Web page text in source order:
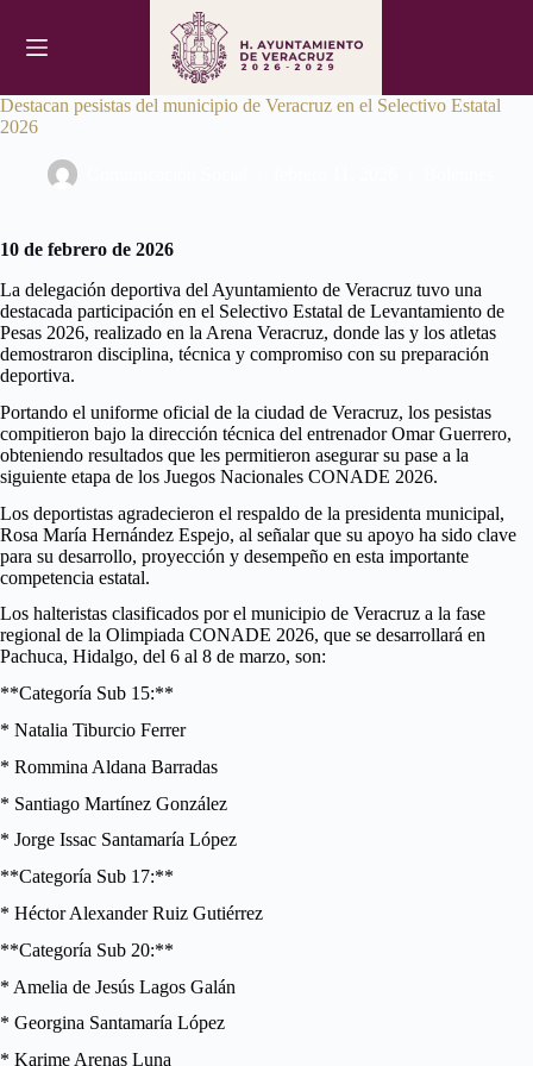
contenido
Destacan pesistas del municipio de Veracruz en el Selectivo Estatal
2026
10 de febrero de 2026
La delegación deportiva del Ayuntamiento de Veracruz tuvo una
destacada participación en el Selectivo Estatal de Levantamiento de
Pesas 2026, realizado en la Arena Veracruz, donde las y los atletas
demostraron disciplina, técnica y compromiso con su preparación
deportiva.
Portando el uniforme oficial de la ciudad de Veracruz, los pesistas
compitieron bajo la dirección técnica del entrenador Omar Guerrero,
obteniendo resultados que les permitieron asegurar su pase a la
siguiente etapa de los Juegos Nacionales CONADE 2026.
Los deportistas agradecieron el respaldo de la presidenta municipal,
Rosa María Hernández Espejo, al señalar que su apoyo ha sido clave
para su desarrollo, proyección y desempeño en esta importante
competencia estatal.
Los halteristas clasificados por el municipio de Veracruz a la fase
regional de la Olimpiada CONADE 2026, que se desarrollará en
Pachuca, Hidalgo, del 6 al 8 de marzo, son:
**Categoría Sub 15:**
* Natalia Tiburcio Ferrer
* Rommina Aldana Barradas
* Santiago Martínez González
* Jorge Issac Santamaría López
**Categoría Sub 17:**
* Héctor Alexander Ruiz Gutiérrez
**Categoría Sub 20:**
* Amelia de Jesús Lagos Galán
* Georgina Santamaría López
* Karime Arenas Luna